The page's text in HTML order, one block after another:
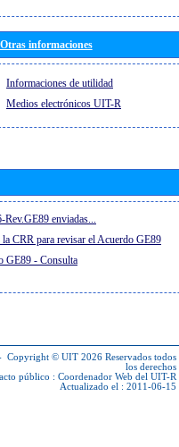
Otras informaciones
Informaciones de utilidad
Medios electrónicos UIT-R
enviadas...
CRR para revisar el Acuerdo GE89
GE89 - Consulta
Copyright © UIT 2026 Reservados todos
los derechos
público : Coordenador Web del UIT-R
Actualizado el : 2011-06-15